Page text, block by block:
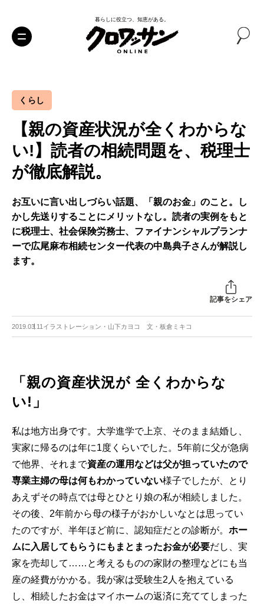
暮らしに役立つ、知恵がある。
くらし
【親の資産状況が全くわからな
い!】読者の相続問題を、税理士
が徹底解説。
お互いに言い出しづらい話題、「親のお金」のこと。し
かし先送りすることにメリットなし。読者の実例をもと
に税理士、社会保険労務士、ファイナンシャルプランナ
ーで広尾麻布相続センター代表の中島典子さんが解説し
ます。
記事をシェア
2019.03.11 イラストレーション・山下カヨコ 文・板倉ミキコ
「親の資産状況が 全くわからな
い!」
私は地方出身です。大学進学で上京、そのまま結婚し、
実家に帰るのは年に1度くらいでした。5年前に父が急病
で他界、それまで資産の運用などは父が担っていたので
専業主婦の母は何もわかっていない様子でしたが、とり
あえずその時点では母とひとり娘の私が相続しました。
その後、2年前から母の様子がおかしいなとは思ってい
たのですが、半年ほど前に、認知症だとの診断が。 ホー
ムに入居してもらうにもまとまったお金が必要だし、実
家を売却して……と考えるものの家財の整理などにも当
座の経費がかかる。我が家は受験生2人を抱えている
し、相続したお金はマイホームの返済に充ててしまった